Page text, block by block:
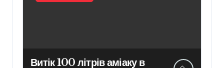
Витік 100 літрів аміаку в